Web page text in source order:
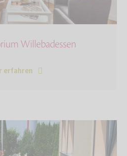
Willebadessen
erfahren